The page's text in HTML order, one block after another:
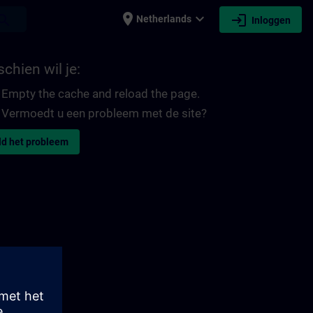
place Netherlands expand_more login Inloggen
wil je:
Empty the cache and reload the page.
Vermoedt u een probleem met de site?
het probleem